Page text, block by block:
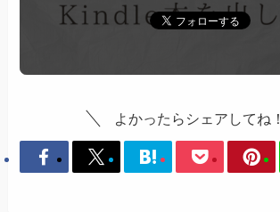
よかったらシェアしてね！